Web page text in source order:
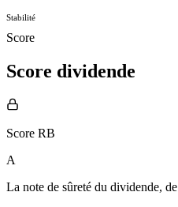
Stabilité
Score
Score dividende
Score RB
A
La note de sûreté du dividende, de